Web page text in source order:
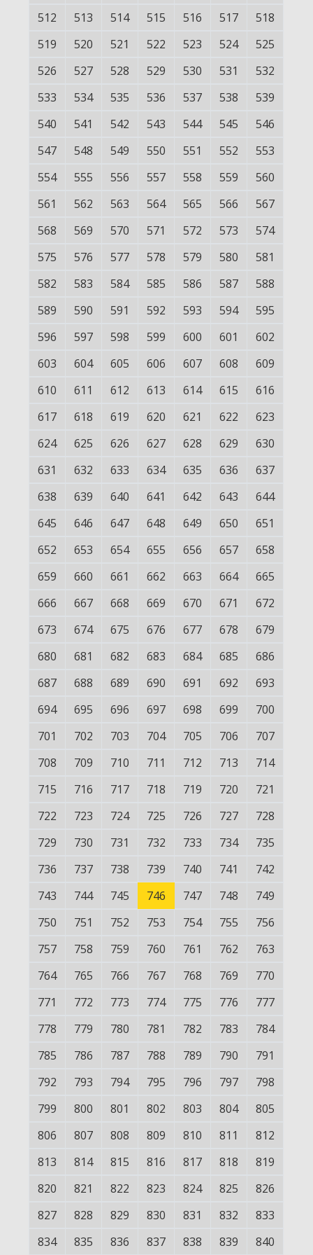
512 513 514 515 516 517
518
519
520 521 522 523 524
525
526
527 528 529 530 531
532
533
534 535 536 537 538
539
540
541 542 543 544 545
546
547
548 549 550 551 552
553
554
555 556 557 558 559
560
561
562 563 564 565 566
567
568
569 570 571 572 573
574
575
576 577 578 579 580
581
582
583 584 585 586 587
588
589
590 591 592 593 594
595
596
597 598 599 600 601
602
603
604 605 606 607 608
609
610
611 612 613 614 615
616
617
618 619 620 621 622
623
624
625 626 627 628 629
630
631
632 633 634 635 636
637
638
639 640 641 642 643
644
645
646 647 648 649 650
651
652
653 654 655 656 657
658
659
660 661 662 663 664
665
666
667 668 669 670 671
672
673
674 675 676 677 678
679
680
681 682 683 684 685
686
687
688 689 690 691 692
693
694
695 696 697 698 699
700
701
702 703 704 705 706
707
708
709 710 711 712 713
714
715
716 717 718 719 720
721
722
723 724 725 726 727
728
729
730 731 732 733 734
735
736
737 738 739 740 741
742
743
744 745 746 747 748
749
750
751 752 753 754 755
756
757
758 759 760 761 762
763
764
765 766 767 768 769
770
771
772 773 774 775 776
777
778
779 780 781 782 783
784
785
786 787 788 789 790
791
792
793 794 795 796 797
798
799
800 801 802 803 804
805
806
807 808 809 810 811
812
813
814 815 816 817 818
819
820
821 822 823 824 825
826
827
828 829 830 831 832
833
834
835 836 837 838 839 840